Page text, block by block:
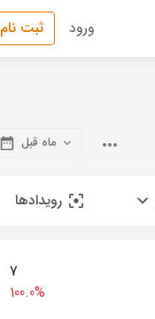
ورود ثبت نام
ماه قبل
رویدادها
7
100.0%